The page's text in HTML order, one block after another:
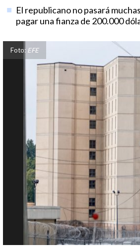
El republicano no pasará
pagar una fianza de 200.000
Foto: EFE